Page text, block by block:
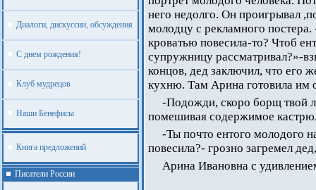
Диалоги, дискуссии, обсуждения
С днем рождения!
Клуб мудрецов
Наши Бенефисы
Книга предложений
Писатели России
него недолго. Он проигрывал
молодцу с рекламного
кроватью повесила-то? Чтоб
супружницу рассматривал?»-
концов, дед заключил, что его
кухню. Там Арина готовила им
-Подожди, скоро борщ твой
помешивая содержимое
-Ты почто ентого молодого
повесила?- грозно загремел
Арина Ивановна с